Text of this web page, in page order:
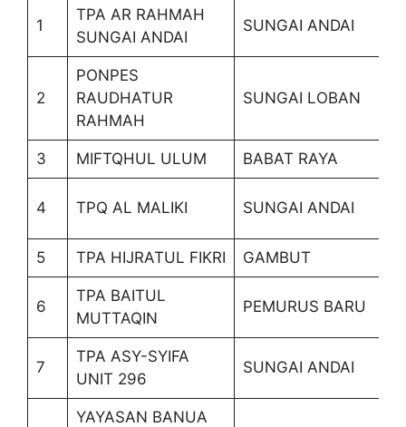
1
TPA AR RAHMAH
SUNGAI ANDAI
SUNGAI ANDAI
2
PONPES
RAUDHATUR
RAHMAH
SUNGAI LOBAN
3 MIFTQHUL ULUM BABAT RAYA
4 TPQ AL MALIKI SUNGAI ANDAI
5 TPA HIJRATUL FIKRI GAMBUT
6
TPA BAITUL
MUTTAQIN
PEMURUS BARU
7
TPA ASY-SYIFA
UNIT 296
SUNGAI ANDAI
YAYASAN BANUA